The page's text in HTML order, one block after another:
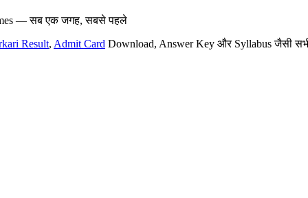
— सब एक जगह, सबसे पहले
Result, Admit Card Download, Answer Key और Syllabus जैसी